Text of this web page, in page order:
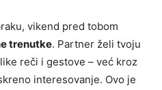
vikend pred tobom
trenutke. Partner želi tvoju
reči i gestove – već kroz
interesovanje. Ovo je